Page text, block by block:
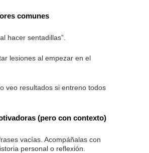
comunes
hacer sentadillas”.
lesiones al empezar en el
veo resultados si entreno todos
(pero con contexto)
vacías. Acompáñalas con
personal o reflexión.